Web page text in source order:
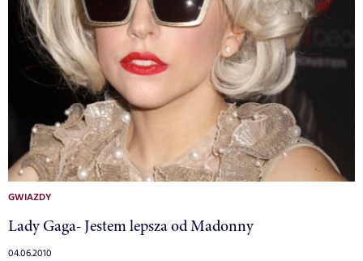
GWIAZDY
Lady Gaga- Jestem lepsza od Madonny
04.06.2010